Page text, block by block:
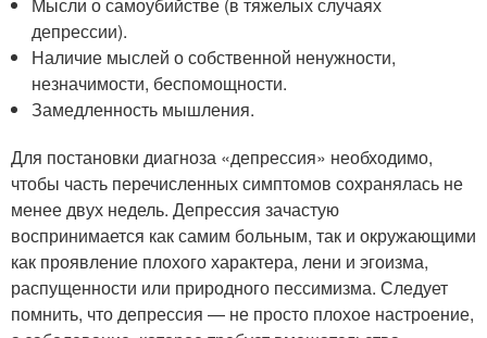
депрессии).
Наличие мыслей о собственной ненужности,
незначимости, беспомощности.
Замедленность мышления.
Для постановки диагноза «депрессия» необходимо,
чтобы часть перечисленных симптомов сохранялась не
менее двух недель. Депрессия зачастую
воспринимается как самим больным, так и окружающими
как проявление плохого характера, лени и эгоизма,
распущенности или природного пессимизма. Следует
помнить, что депрессия — не просто плохое настроение,